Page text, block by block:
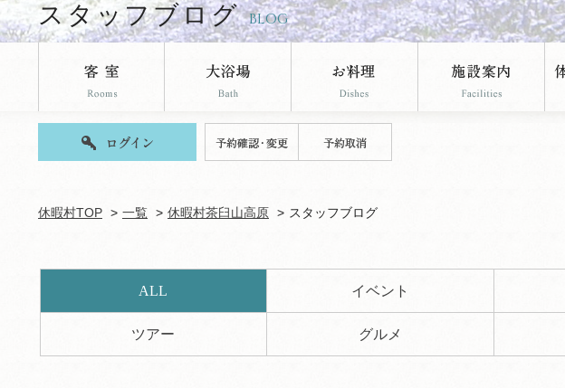
スタッフブログ BLOG
休暇村TOP 一覧 休暇村茶臼山高原 スタッフブログ
ALL イベント
ツアー グルメ